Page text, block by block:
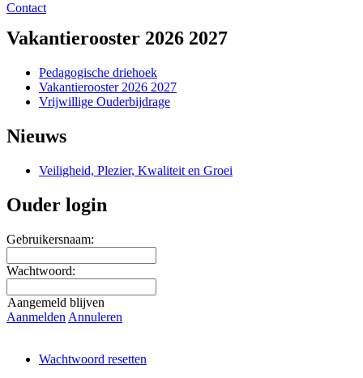
Contact
Vakantierooster 2026 2027
Pedagogische driehoek
Vakantierooster 2026 2027
Vrijwillige Ouderbijdrage
Nieuws
Veiligheid, Plezier, Kwaliteit en Groei
Ouder login
Gebruikersnaam:
Wachtwoord:
Aangemeld blijven
Aanmelden Annuleren
Wachtwoord resetten